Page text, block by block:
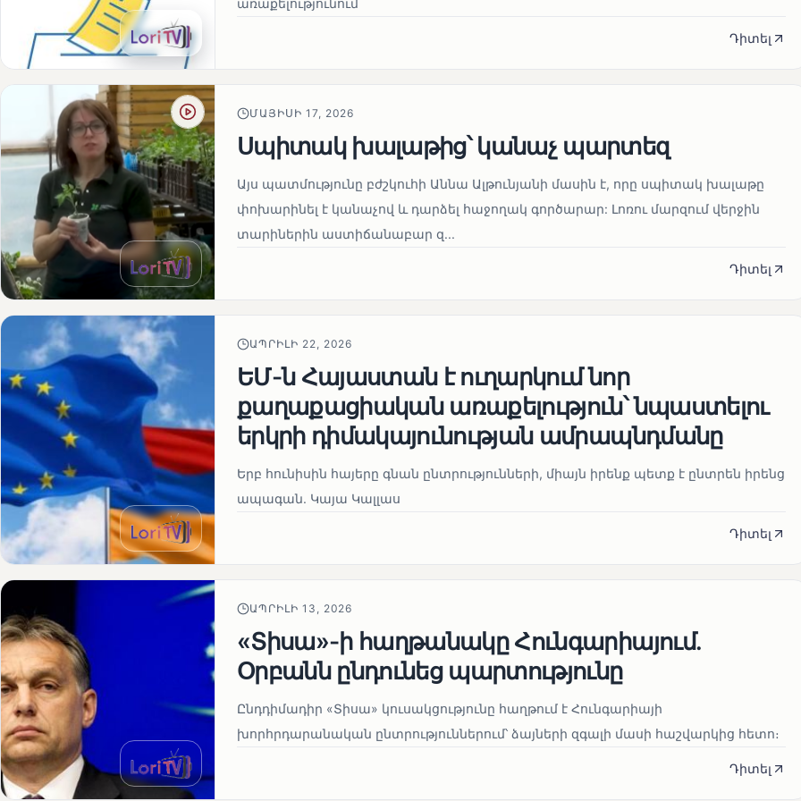
առաքելությունում
Դիտել
ՄԱՅԻՍԻ 17, 2026
Սպիտակ խալաթից՝ կանաչ պարտեզ
Այս պատմությունը բժշկուհի Աննա Ալթունյանի մասին է, որը սպիտակ խալաթը
փոխարինել է կանաչով և դարձել հաջողակ գործարար: Լոռու մարզում վերջին
տարիներին աստիճանաբար զ...
Դիտել
ԱՊՐԻԼԻ 22, 2026
ԵՄ-ն Հայաստան է ուղարկում նոր
քաղաքացիական առաքելություն՝ նպաստելու
երկրի դիմակայունության ամրապնդմանը
Երբ հունիսին հայերը գնան ընտրությունների, միայն իրենք պետք է ընտրեն իրենց
ապագան. Կայա Կալլաս
Դիտել
ԱՊՐԻԼԻ 13, 2026
«Տիսա»-ի հաղթանակը Հունգարիայում․
Օրբանն ընդունեց պարտությունը
Ընդդիմադիր «Տիսա» կուսակցությունը հաղթում է Հունգարիայի
խորհրդարանական ընտրություններում՝ ձայների զգալի մասի հաշվարկից հետո։
Դիտել